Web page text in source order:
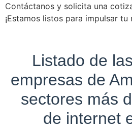
Contáctanos y solicita una
¡Estamos listos para impulsar
Listado de
empresas de
sectores más
de internet